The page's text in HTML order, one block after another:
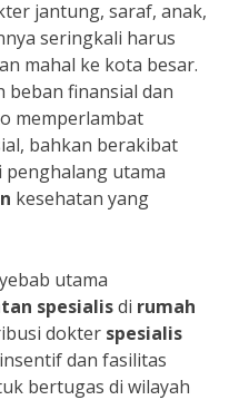
jantung, saraf, anak,
seringkali harus
mahal ke kota besar.
beban finansial dan
memperlambat
bahkan berakibat
penghalang utama
kesehatan yang
utama
spesialisdi rumah
dokter spesialis
dan fasilitas
bertugas di wilayah